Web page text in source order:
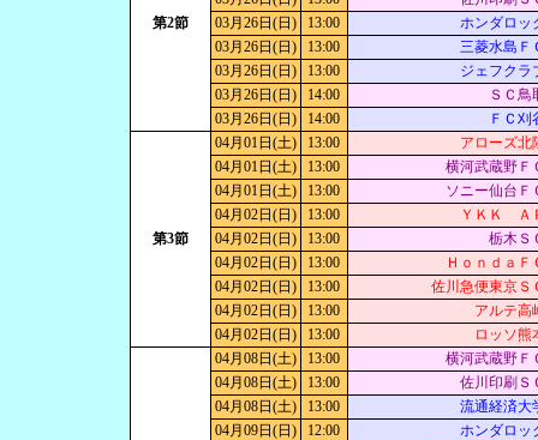
第2節
03月26日(日)
13:00
ホンダロッ
03月26日(日)
13:00
三菱水島Ｆ
03月26日(日)
13:00
ジェフクラ
03月26日(日)
14:00
ＳＣ鳥
03月26日(日)
14:00 ＦＣ刈
第3節
04月01日(土) 13:00
アローズ北
04月01日(土)
13:00
横河武蔵野Ｆ
04月01日(土)
13:00
ソニー仙台Ｆ
04月02日(日)
13:00
ＹＫＫ Ａ
04月02日(日)
13:00
栃木Ｓ
04月02日(日)
13:00
ＨｏｎｄａＦ
04月02日(日)
13:00
佐川急便東京Ｓ
04月02日(日)
13:00
アルテ高
04月02日(日)
13:00 ロッソ熊
04月08日(土) 13:00
横河武蔵野Ｆ
04月08日(土)
13:00
佐川印刷Ｓ
04月08日(土)
13:00
流通経済大
04月09日(日)
12:00
ホンダロッ